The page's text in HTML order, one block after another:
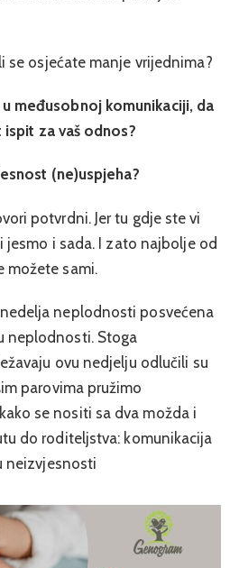
se osjećate manje vrijednima?
međusobnoj komunikaciji, da
za vaš odnos?
(ne)uspjeha?
potvrdni. Jer tu gdje ste vi
jesmo i sada. I zato najbolje od
možete sami.
neplodnosti posvećena
neplodnosti. Stoga
ovu nedjelju odlučili su
parovima pružimo
se nositi sa dva možda i
do roditeljstva: komunikacija
neizvjesnosti